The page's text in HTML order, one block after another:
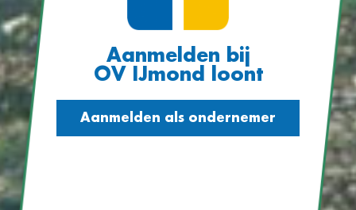
Aanmelden bij
OV IJmond loont
Aanmelden als ondernemer